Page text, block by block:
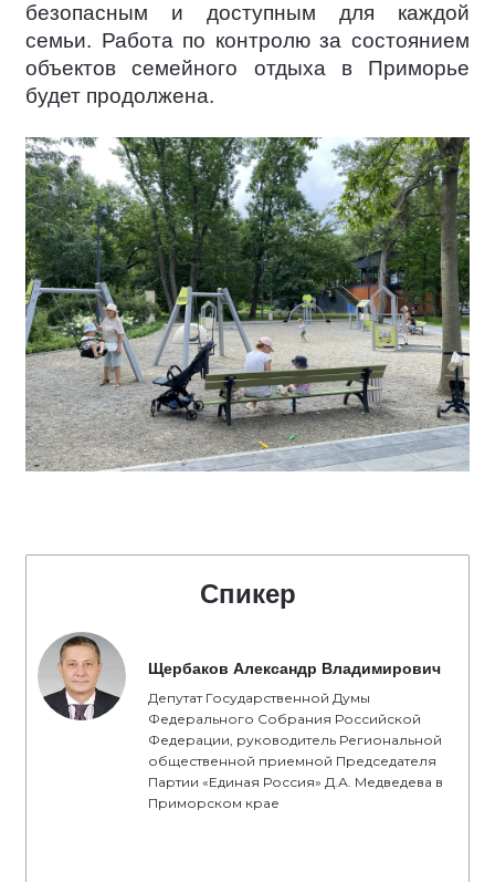
безопасным и доступным для каждой
семьи. Работа по контролю за состоянием
объектов семейного отдыха в Приморье
будет продолжена.
Спикер
Щербаков Александр Владимирович
Депутат Государственной Думы
Федерального Собрания Российской
Федерации, руководитель Региональной
общественной приемной Председателя
Партии «Единая Россия» Д.А. Медведева в
Приморском крае